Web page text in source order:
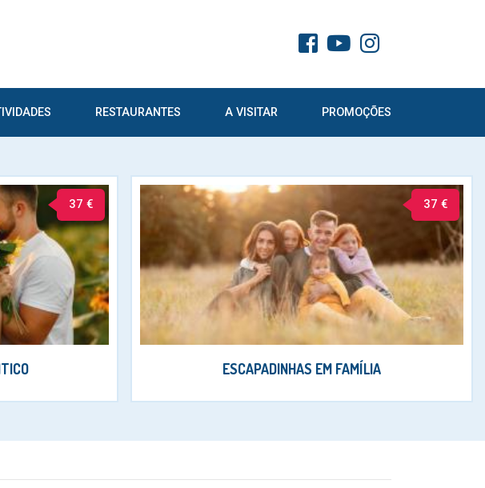
RESTAURANTES A VISITAR PROMOÇÕES
37 € 37 €
ESCAPADINHAS EM FAMÍLIA